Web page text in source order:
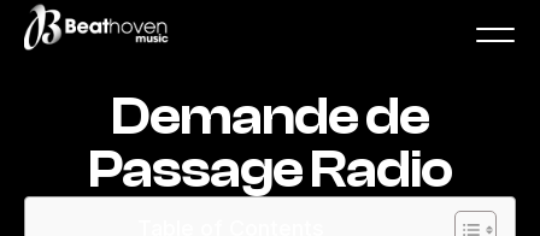
Demande de
Passage Radio